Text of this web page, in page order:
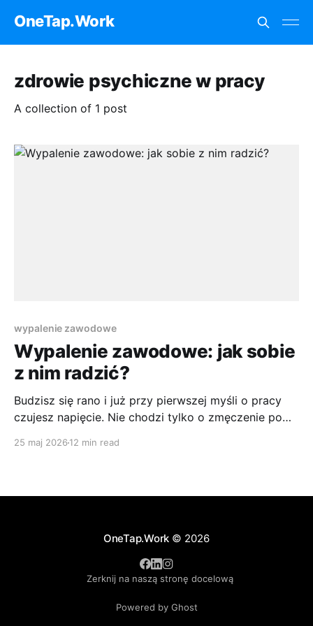
OneTap.Work
zdrowie psychiczne w pracy
A collection of 1 post
wypalenie zawodowe
Wypalenie zawodowe: jak sobie
z nim radzić?
Budzisz się rano i już przy pierwszej myśli o pracy
czujesz napięcie. Nie chodzi tylko o zmęczenie po
wolny wieczór nie regeneruje, niedziela przestaje być
25 maj 2026 12 min read
OneTap.Work © 2026
Zerknij na naszą stronę docelową
Powered by Ghost